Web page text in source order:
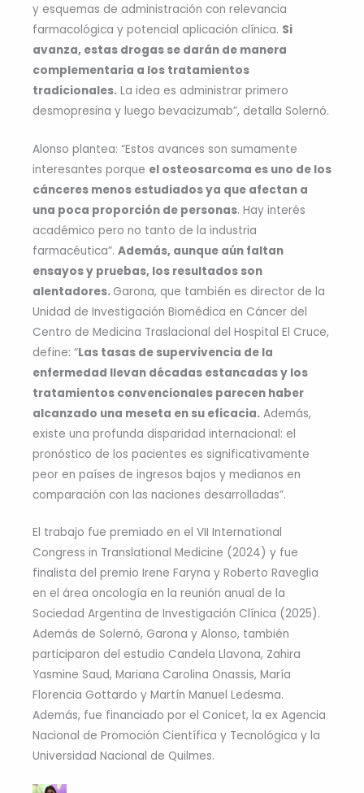
y esquemas de administración con relevancia
farmacológica y potencial aplicación clínica. Si
avanza, estas drogas se darán de manera
complementaria a los tratamientos
tradicionales. La idea es administrar primero
desmopresina y luego bevacizumab”, detalla Solernó.
Alonso plantea: “Estos avances son sumamente
interesantes porque el osteosarcoma es uno de los
cánceres menos estudiados ya que afectan a
una poca proporción de personas. Hay interés
académico pero no tanto de la industria
farmacéutica”. Además, aunque aún faltan
ensayos y pruebas, los resultados son
alentadores. Garona, que también es director de la
Unidad de Investigación Biomédica en Cáncer del
Centro de Medicina Traslacional del Hospital El Cruce,
define: “Las tasas de supervivencia de la
enfermedad llevan décadas estancadas y los
tratamientos convencionales parecen haber
alcanzado una meseta en su eficacia. Además,
existe una profunda disparidad internacional: el
pronóstico de los pacientes es significativamente
peor en países de ingresos bajos y medianos en
comparación con las naciones desarrolladas”.
El trabajo fue premiado en el VII International
Congress in Translational Medicine (2024) y fue
finalista del premio Irene Faryna y Roberto Raveglia
en el área oncología en la reunión anual de la
Sociedad Argentina de Investigación Clínica (2025).
Además de Solernó, Garona y Alonso, también
participaron del estudio Candela Llavona, Zahira
Yasmine Saud, Mariana Carolina Onassis, María
Florencia Gottardo y Martín Manuel Ledesma.
Además, fue financiado por el Conicet, la ex Agencia
Nacional de Promoción Científica y Tecnológica y la
Universidad Nacional de Quilmes.